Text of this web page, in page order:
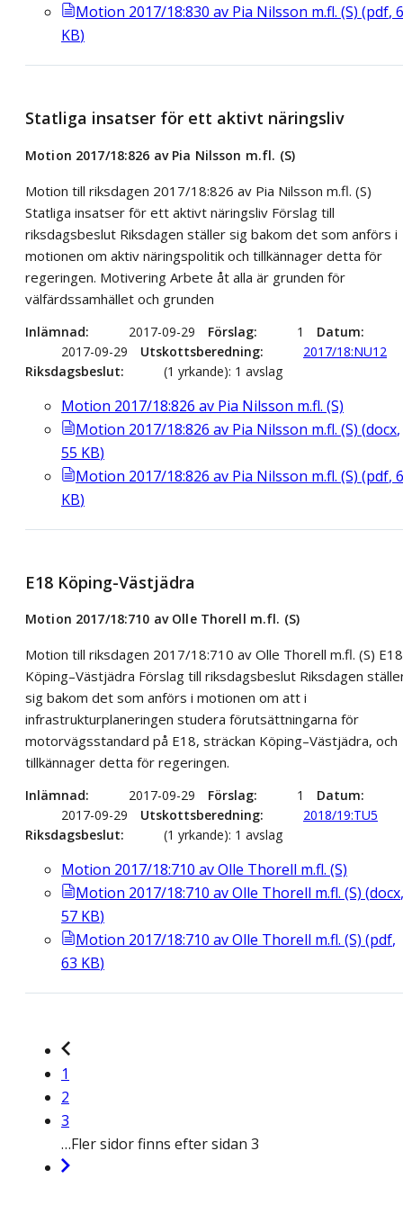
Motion 2017/18:830 av Pia Nilsson m.fl. (S) (pdf,
KB)
Statliga insatser för ett aktivt näringsliv
Motion 2017/18:826 av Pia Nilsson m.fl. (S)
Motion till riksdagen 2017/18:826 av Pia Nilsson m.fl. (S)
Statliga insatser för ett aktivt näringsliv Förslag till
riksdagsbeslut Riksdagen ställer sig bakom det som anförs i
motionen om aktiv näringspolitik och tillkännager detta för
regeringen. Motivering Arbete åt alla är grunden för
välfärdssamhället och grunden
Inlämnad 2017-09-29 Förslag 1
Datum
2017-09-29
Utskottsberedning
2017/18:NU12
Riksdagsbeslut
(1 yrkande): 1 avslag
Motion 2017/18:826 av Pia Nilsson m.fl. (S)
Motion 2017/18:826 av Pia Nilsson m.fl. (S) (docx,
55 KB)
Motion 2017/18:826 av Pia Nilsson m.fl. (S) (pdf,
KB)
E18 Köping-Västjädra
Motion 2017/18:710 av Olle Thorell m.fl. (S)
Motion till riksdagen 2017/18:710 av Olle Thorell m.fl. (S) E18
Köping–Västjädra Förslag till riksdagsbeslut Riksdagen
sig bakom det som anförs i motionen om att i
infrastrukturplaneringen studera förutsättningarna för
motorvägsstandard på E18, sträckan Köping–Västjädra, och
tillkännager detta för regeringen.
Inlämnad 2017-09-29 Förslag 1
Datum
2017-09-29
Utskottsberedning
2018/19:TU5
Riksdagsbeslut
(1 yrkande): 1 avslag
Motion 2017/18:710 av Olle Thorell m.fl. (S)
Motion 2017/18:710 av Olle Thorell m.fl. (S) (docx,
57 KB)
Motion 2017/18:710 av Olle Thorell m.fl. (S) (pdf,
63 KB)
1
2
3
…Fler sidor finns efter sidan 3